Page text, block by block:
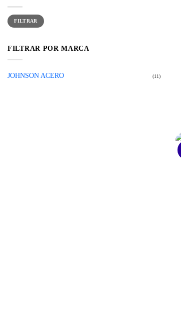
Precio
mínimo
Precio
máximo
FILTRAR
FILTRAR POR MARCA
JOHNSON ACERO (11)